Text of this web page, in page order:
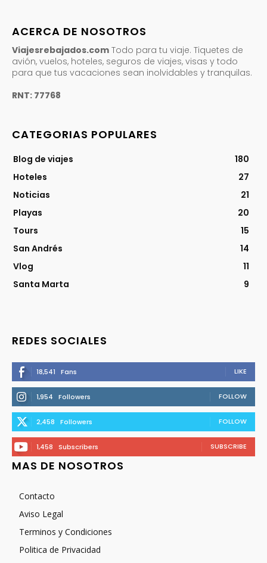
ACERCA DE NOSOTROS
Viajesrebajados.com Todo para tu viaje. Tiquetes de
avión, vuelos, hoteles, seguros de viajes, visas y todo
para que tus vacaciones sean inolvidables y tranquilas.
RNT: 77768
CATEGORIAS POPULARES
Blog de viajes
180
Hoteles
27
Noticias
21
Playas
20
Tours
15
San Andrés
14
Vlog
11
Santa Marta
9
REDES SOCIALES
18,541 Fans LIKE
1,954 Followers FOLLOW
2,458 Followers FOLLOW
1,458 Subscribers SUBSCRIBE
MAS DE NOSOTROS
Contacto
Aviso Legal
Terminos y Condiciones
Politica de Privacidad